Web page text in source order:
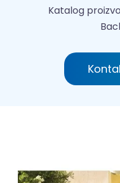
Katalog